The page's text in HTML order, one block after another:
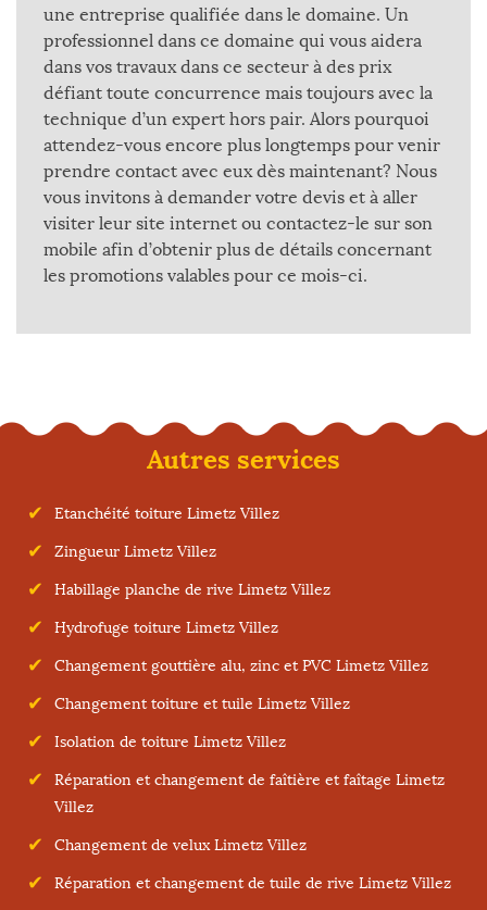
une entreprise qualifiée dans le domaine. Un
professionnel dans ce domaine qui vous aidera
dans vos travaux dans ce secteur à des prix
défiant toute concurrence mais toujours avec la
technique d’un expert hors pair. Alors pourquoi
attendez-vous encore plus longtemps pour venir
prendre contact avec eux dès maintenant? Nous
vous invitons à demander votre devis et à aller
visiter leur site internet ou contactez-le sur son
mobile afin d’obtenir plus de détails concernant
les promotions valables pour ce mois-ci.
Autres services
Etanchéité toiture Limetz Villez
Zingueur Limetz Villez
Habillage planche de rive Limetz Villez
Hydrofuge toiture Limetz Villez
Changement gouttière alu, zinc et PVC Limetz Villez
Changement toiture et tuile Limetz Villez
Isolation de toiture Limetz Villez
Réparation et changement de faîtière et faîtage Limetz
Villez
Changement de velux Limetz Villez
Réparation et changement de tuile de rive Limetz Villez